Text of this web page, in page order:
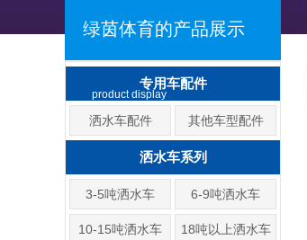
绿茵体育的产品展示
product display
专用车配件
洒水车配件 其他车型配件
洒水车系列
3-5吨洒水车 6-9吨洒水车
10-15吨洒水车 18吨以上洒水车